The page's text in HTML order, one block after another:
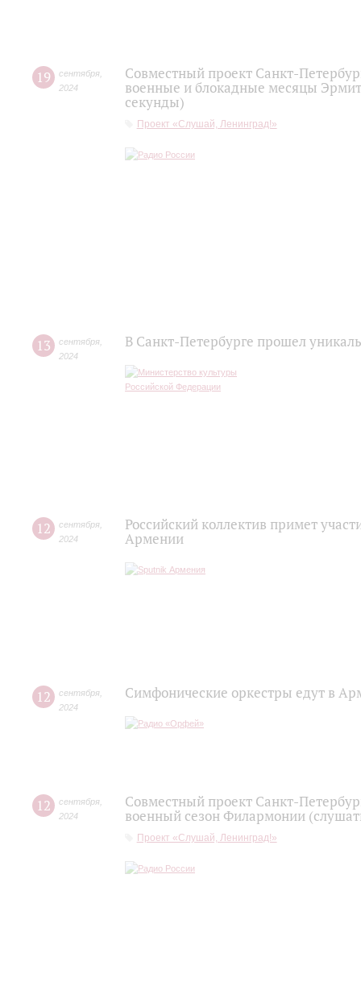
19 сентября
2024
Совместный проект Санкт-
военные и блокадные месяцы
секунды)
Проект «Слушай, Ленинград!»
13 сентября
2024
В Санкт-Петербурге прошел
12 сентября
2024
Российский коллектив примет
Армении
12 сентября
2024
Симфонические оркестры едут в
12 сентября
2024
Совместный проект Санкт-
военный сезон Филармонии
Проект «Слушай, Ленинград!»